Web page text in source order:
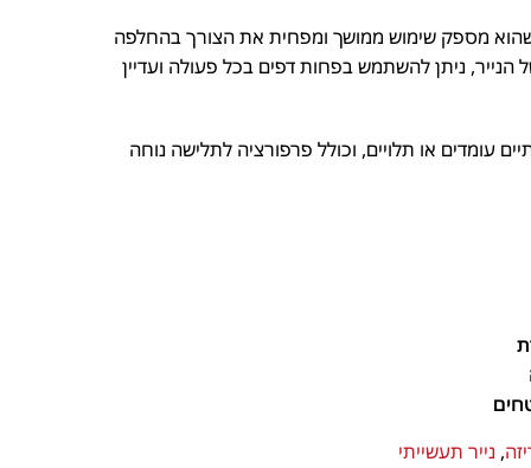
מטליות, כך שהוא מספק שימוש ממושך ומפחית את הצורך בהחלפה
הנייר, ניתן להשתמש בפחות דפים בכל פעולה ועדיין
עומדים או תלויים, וכולל פרפורציה לתלישה נוחה
,נייר תעשייתי